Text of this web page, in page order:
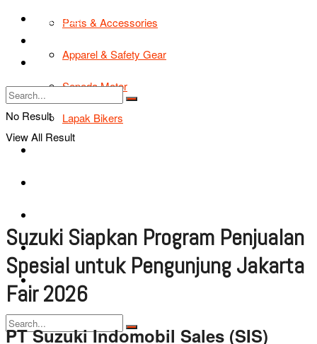
Parts & Accessories
Apparel & Safety Gear
Sepeda Motor
Lapak Bikers
Bikers Cars
TIPS & TRIK
Tentang Kami
No Result
View All Result
Suzuki Siapkan Program Penjualan
Spesial untuk Pengunjung Jakarta
Fair 2026
PT Suzuki Indomobil Sales (SIS)